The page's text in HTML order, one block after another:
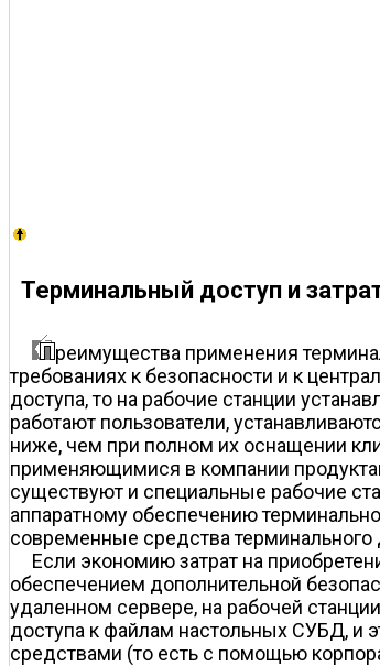
Терминальный доступ и
реимущества применения
требованиях к безопасности и к
доступа, то на рабочие станции
работают пользователи,
ниже, чем при полном их оснащении
применяющимися в компании
существуют и специальные рабочие
аппаратному обеспечению
современные средства терминального
Если экономию затрат на
обеспечением дополнительной
удаленном сервере, на рабочей
доступа к файлам настольных СУБД, и
средствами (то есть с помощью